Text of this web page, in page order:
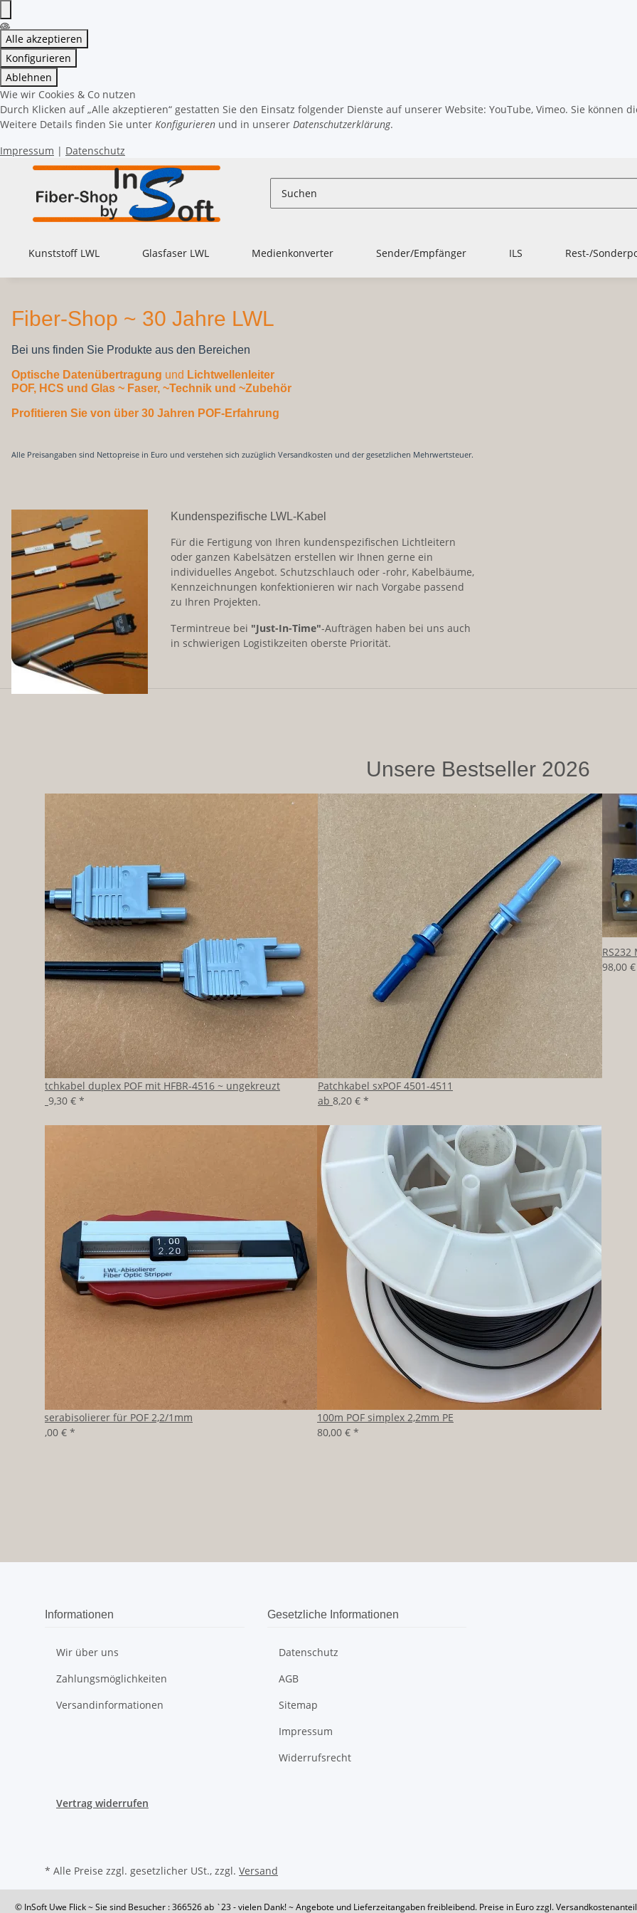
Alle akzeptieren
Konfigurieren
Ablehnen
Wie wir Cookies & Co nutzen
Durch Klicken auf „Alle akzeptieren“ gestatten Sie den Einsatz folgender Dienste auf unserer Website: YouTube, Vimeo. Sie
Weitere Details finden Sie unter Konfigurieren und in unserer Datenschutzerklärung.
Impressum | Datenschutz
Kunststoff LWL Glasfaser LWL Medienkonverter Sender/Empfänger ILS Rest-/
Fiber-Shop ~ 30 Jahre LWL
Bei uns finden Sie Produkte aus den Bereichen
Optische Datenübertragung und Lichtwellenleiter
POF, HCS und Glas ~ Faser, ~Technik und ~Zubehör
Profitieren Sie von über 30 Jahren POF-Erfahrung
Alle Preisangaben sind Nettopreise in Euro und verstehen sich zuzüglich Versandkosten und der gesetzlichen Mehrwertsteuer.
Kundenspezifische LWL-Kabel
Für die Fertigung von Ihren kundenspezifischen Lichtleitern
oder ganzen Kabelsätzen erstellen wir Ihnen gerne ein
individuelles Angebot. Schutzschlauch oder -rohr, Kabelbäume,
Kennzeichnungen konfektionieren wir nach Vorgabe passend
zu Ihren Projekten.
Termintreue bei "Just-In-Time"-Aufträgen haben bei uns auch
in schwierigen Logistikzeiten oberste Priorität.
Unsere Bestseller 2026
Patchkabel duplex POF mit HFBR-4516 ~ ungekreuzt
9,30 € *
Patchkabel sxPOF 4501-4511
ab 8,20 € *
98,00
Faserabisolierer für POF 2,2/1mm
39,00 € *
100m POF simplex 2,2mm PE
80,00 € *
Informationen
Wir über uns
Zahlungsmöglichkeiten
Versandinformationen
Gesetzliche Informationen
Datenschutz
AGB
Sitemap
Impressum
Widerrufsrecht
Vertrag widerrufen
* Alle Preise zzgl. gesetzlicher USt., zzgl. Versand
© InSoft Uwe Flick~ Sie sind Besucher : 366526ab `23 - vielen Dank! ~ Angebote und Lieferzeitangaben freibleibend. Preise in Euro zzgl.